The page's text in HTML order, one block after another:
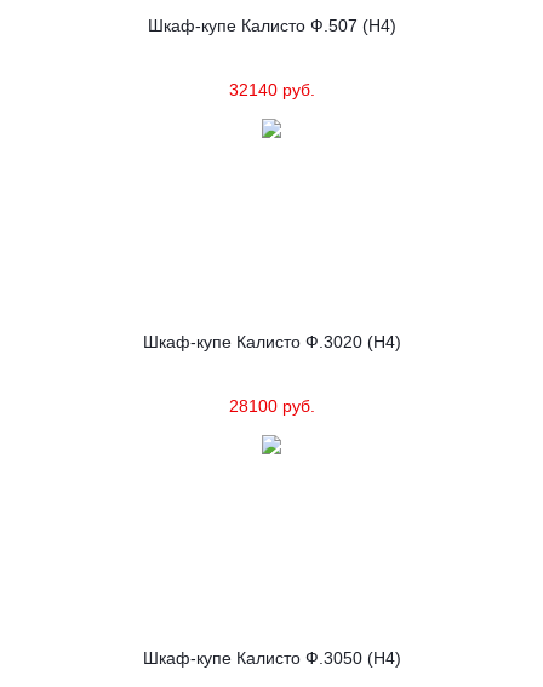
Шкаф-купе Калисто Ф.507 (Н4)
32140 руб.
Шкаф-купе Калисто Ф.3020 (Н4)
28100 руб.
Шкаф-купе Калисто Ф.3050 (Н4)